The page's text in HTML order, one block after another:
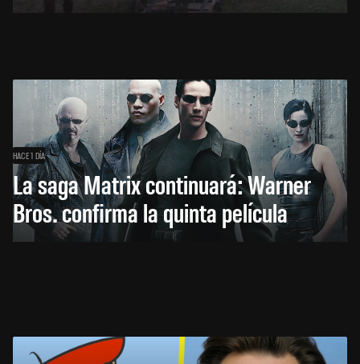
HACE 1 DÍA
La saga Matrix continuará: Warner
Bros. confirma la quinta película